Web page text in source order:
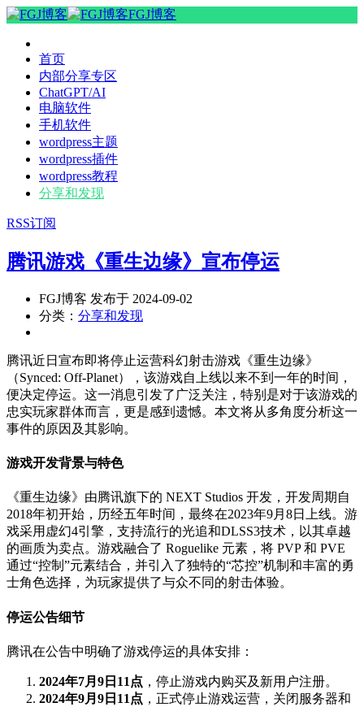
FGJ博客
首页
内部分享专区
ChatGPT/AI
电脑软件
手机软件
wordpress主题
wordpress插件
wordpress教程
分享和发现
RSS订阅
腾讯游戏《重生边缘》宣布停运
FGJ博客 发布于 2024-09-02
分类： 分享和发现
腾讯近日宣布即将停止运营科幻射击游戏《重生边缘》
（Synced: Off-Planet），该游戏自上线以来不到一年的时间，
便决定停运。这一消息引发了广泛关注，特别是对于该游戏的
忠实玩家群体而言，更是感到遗憾。本文将从多角度分析这一
事件的原因及其影响。
游戏开发背景与特色
《重生边缘》由腾讯旗下的 NEXT Studios 开发，开发周期自
2018年初开始，历经五年时间，最终在2023年9月8日上线。游
戏采用虚幻4引擎，支持流行的光追和DLSS3技术，以其卓越
的画质为卖点。游戏融合了 Roguelike 元素，将 PVP 和 PVE
通过“控制”元素结合，并引入了独特的“芯控”机制和丰富的勇
士角色选择，为玩家提供了与众不同的射击体验。
停运公告细节
腾讯在公告中明确了游戏停运的具体安排：
2024年7月9日11点 ，停止游戏内购买及新用户注册。
2024年9月9日11点 ，正式停止游戏运营，关闭服务器和